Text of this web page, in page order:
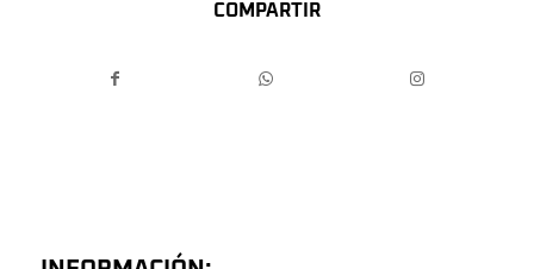
COMPARTIR